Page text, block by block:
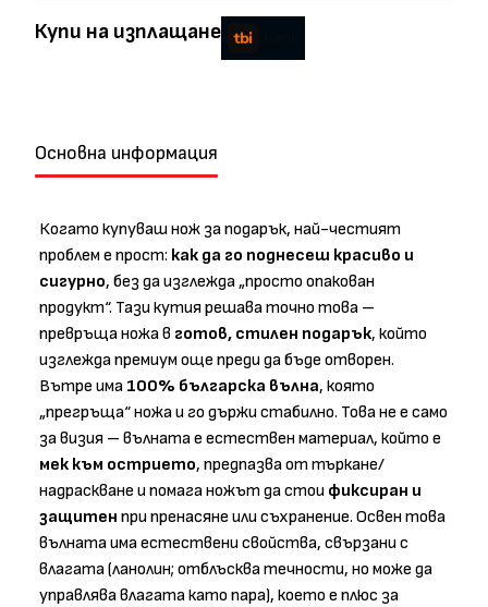
Купи на изплащане
Основна информация
Когато купуваш нож за подарък, най-честият
проблем е прост: как да го поднесеш красиво и
сигурно, без да изглежда „просто опакован
продукт“. Тази кутия решава точно това –
превръща ножа в готов, стилен подарък, който
изглежда премиум още преди да бъде отворен.
Вътре има 100% българска вълна, която
„прегръща“ ножа и го държи стабилно. Това не е само
за визия – вълната е естествен материал, който е
мек към острието, предпазва от търкане/
надраскване и помага ножът да стои фиксиран и
защитен при пренасяне или съхранение. Освен това
вълната има естествени свойства, свързани с
влагата (ланолин; отблъсква течности, но може да
управлява влагата като пара), което е плюс за